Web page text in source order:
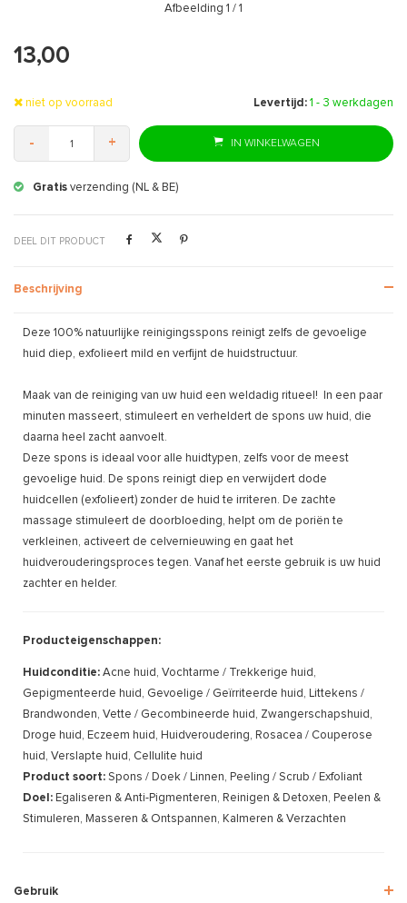
Afbeelding 1 / 1
13,00
niet op voorraad Levertijd: 1 - 3 werkdagen
- + IN WINKELWAGEN
Gratis verzending (NL & BE)
DEEL DIT PRODUCT
Beschrijving
Deze 100% natuurlijke reinigingsspons reinigt zelfs de gevoelige
huid diep, exfolieert mild en verfijnt de huidstructuur.
Maak van de reiniging van uw huid een weldadig ritueel! In een paar
minuten masseert, stimuleert en verheldert de spons uw huid, die
daarna heel zacht aanvoelt.
Deze spons is ideaal voor alle huidtypen, zelfs voor de meest
gevoelige huid. De spons reinigt diep en verwijdert dode
huidcellen (exfolieert) zonder de huid te irriteren. De zachte
massage stimuleert de doorbloeding, helpt om de poriën te
verkleinen, activeert de celvernieuwing en gaat het
huidverouderingsproces tegen. Vanaf het eerste gebruik is uw huid
zachter en helder.
Producteigenschappen:
Huidconditie: Acne huid, Vochtarme / Trekkerige huid,
Gepigmenteerde huid, Gevoelige / Geïrriteerde huid, Littekens /
Brandwonden, Vette / Gecombineerde huid, Zwangerschapshuid,
Droge huid, Eczeem huid, Huidveroudering, Rosacea / Couperose
huid, Verslapte huid, Cellulite huid
Product soort: Spons / Doek / Linnen, Peeling / Scrub / Exfoliant
Doel: Egaliseren & Anti-Pigmenteren, Reinigen & Detoxen, Peelen &
Stimuleren, Masseren & Ontspannen, Kalmeren & Verzachten
Gebruik